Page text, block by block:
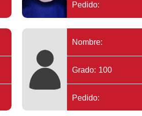
Pedido:
Nombre:
Grado: 100
Pedido: